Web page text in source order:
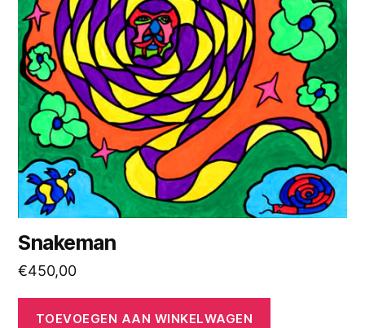
Snakeman
€450,00
TOEVOEGEN AAN WINKELWAGEN